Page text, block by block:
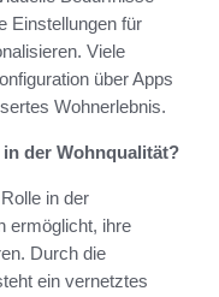
Einstellungen für
Viele
über Apps
Wohnerlebnis.
der Wohnqualität?
in der
ermöglicht, ihre
Durch die
ein vernetztes